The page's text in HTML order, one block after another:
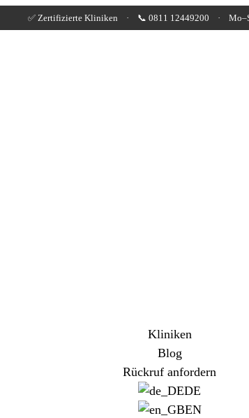
✅ Zertifizierte Kliniken · 📞 0811 12449200 ·
Kliniken
Blog
Rückruf anfordern
DE
EN